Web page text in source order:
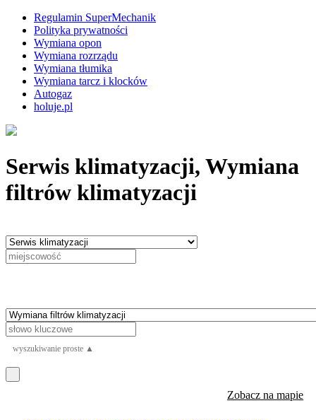
Regulamin SuperMechanik
Polityka prywatności
Wymiana opon
Wymiana rozrządu
Wymiana tłumika
Wymiana tarcz i klocków
Autogaz
holuje.pl
Serwis klimatyzacji, Wymiana
filtrów klimatyzacji
wyszukiwanie proste ▲
Zobacz na mapie